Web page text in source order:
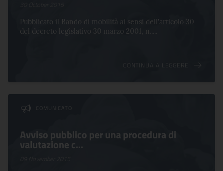
Pubblicato il Bando di mobilità ai sensi dell'articolo 30
del decreto legislativo 30 marzo 2001, n.....
CONTINUA A LEGGERE
COMUNICATO
Avviso pubblico per una procedura di
valutazione c...